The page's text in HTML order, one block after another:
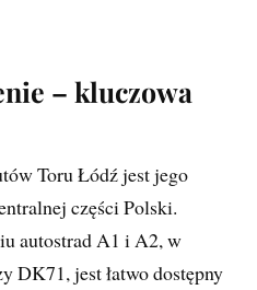
– kluczowa
Toru Łódź jest jego
części Polski.
autostrad A1 i A2, w
DK71, jest łatwo dostępny